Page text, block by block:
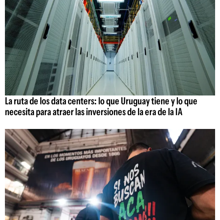
La ruta de los data centers: lo que Uruguay tiene y lo que
necesita para atraer las inversiones de la era de la IA